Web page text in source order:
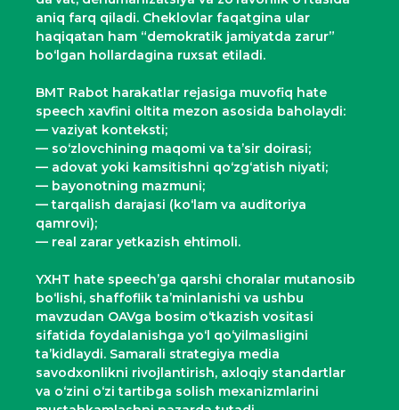
aniq farq qiladi. Cheklovlar faqatgina ular
haqiqatan ham “demokratik jamiyatda zarur”
bo‘lgan hollardagina ruxsat etiladi.
BMT Rabot harakatlar rejasiga muvofiq hate
speech xavfini oltita mezon asosida baholaydi:
— vaziyat konteksti;
— so‘zlovchining maqomi va ta’sir doirasi;
— adovat yoki kamsitishni qo‘zg‘atish niyati;
— bayonotning mazmuni;
— tarqalish darajasi (ko‘lam va auditoriya
qamrovi);
— real zarar yetkazish ehtimoli.
YXHT hate speech’ga qarshi choralar mutanosib
bo‘lishi, shaffoflik ta’minlanishi va ushbu
mavzudan OAVga bosim o‘tkazish vositasi
sifatida foydalanishga yo‘l qo‘yilmasligini
ta’kidlaydi. Samarali strategiya media
savodxonlikni rivojlantirish, axloqiy standartlar
va o‘zini o‘zi tartibga solish mexanizmlarini